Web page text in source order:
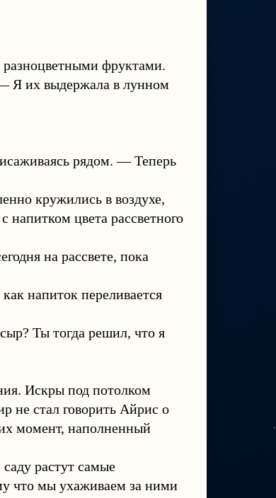
разноцветными фруктами.
Я их выдержала в лунном
рядом. — Теперь
кружились в воздухе,
цвета рассветного
на рассвете, пока
напиток переливается
Ты тогда решил, что я
Искры под потолком
не стал говорить Айрис о
момент, наполненный
растут самые
что мы ухаживаем за ними